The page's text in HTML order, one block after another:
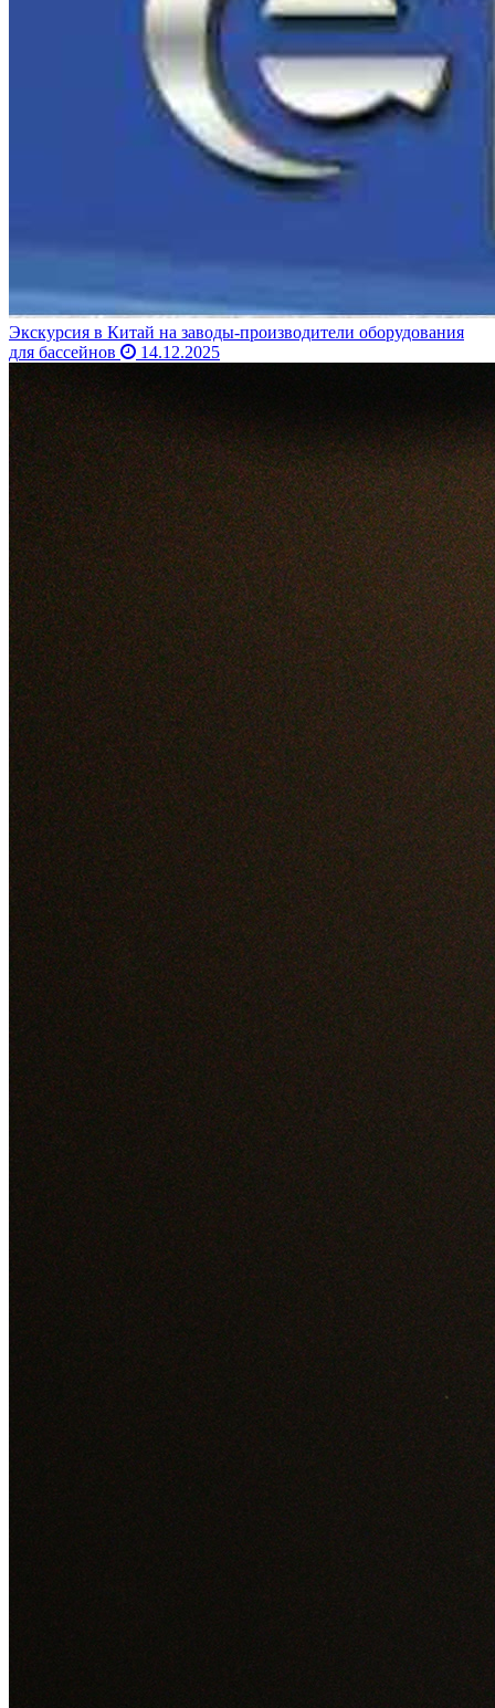
Экскурсия в Китай на заводы-производители оборудования
для бассейнов
14.12.2025